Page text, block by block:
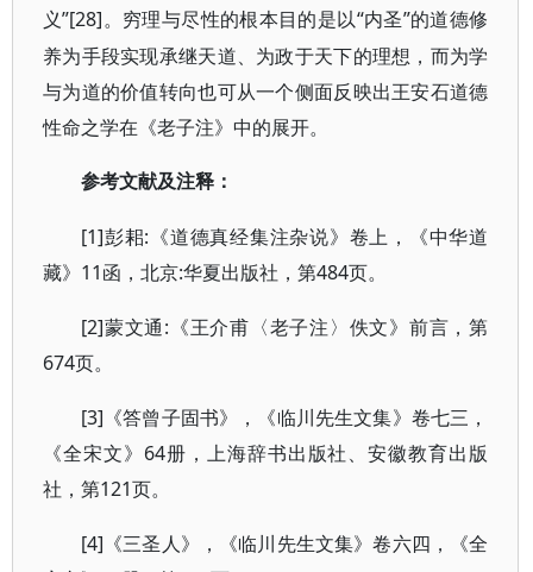
义”[28] 。穷理与尽性的根本目的是以“内圣”的道德修
养为手段实现承继天道、为政于天下的理想，而为学
与为道的价值转向也可从一个侧面反映出王安石道德
性命之学在《老子注》中的展开。
参考文献及注释：
[1]彭耜:《道德真经集注杂说》卷上，《中华道
藏》11函，北京:华夏出版社，第484页。
[2]蒙文通:《王介甫〈老子注〉佚文》前言，第
674页。
[3]《答曾子固书》，《临川先生文集》卷七三，
《全宋文》64册，上海辞书出版社、安徽教育出版
社，第121页。
[4]《三圣人》，《临川先生文集》卷六四，《全